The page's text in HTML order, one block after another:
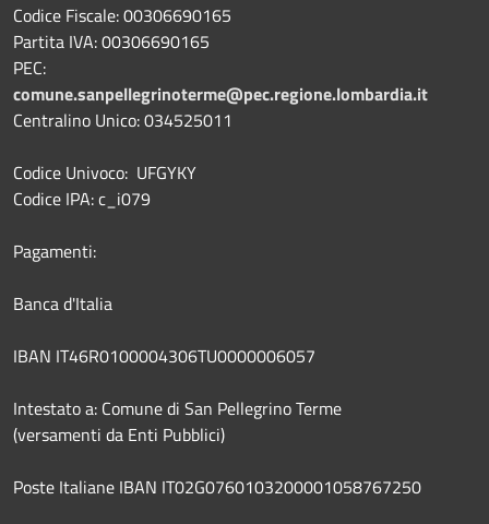
Codice Fiscale: 00306690165
Partita IVA: 00306690165
PEC:
comune.sanpellegrinoterme@pec.regione.lombardia.it
Centralino Unico: 034525011
Codice Univoco: UFGYKY
Codice IPA: c_i079
Pagamenti:
Banca d'Italia
IBAN IT46R0100004306TU0000006057
Intestato a: Comune di San Pellegrino Terme
(versamenti da Enti Pubblici)
Poste Italiane IBAN IT02G0760103200001058767250